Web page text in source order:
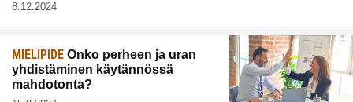
8.12.2024
MIELIPIDE Onko perheen ja uran
yhdistäminen käytännössä
mahdotonta?